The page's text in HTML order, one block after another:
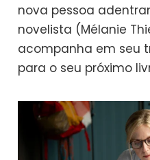
nova pessoa
novelista (Mélanie
acompanha em seu
para o seu próximo